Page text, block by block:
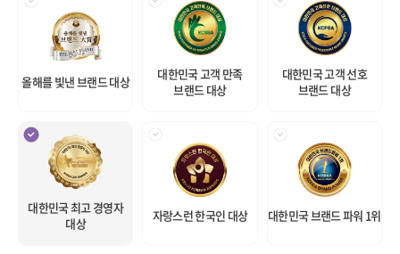
올해를 빛낸 브랜드 대상
대한민국 고객 만족
브랜드 대상
대한민국 고객 선호
브랜드 대상
대한민국 최고 경영자
대상
자랑스런 한국인 대상 대한민국 브랜드 파워 1위